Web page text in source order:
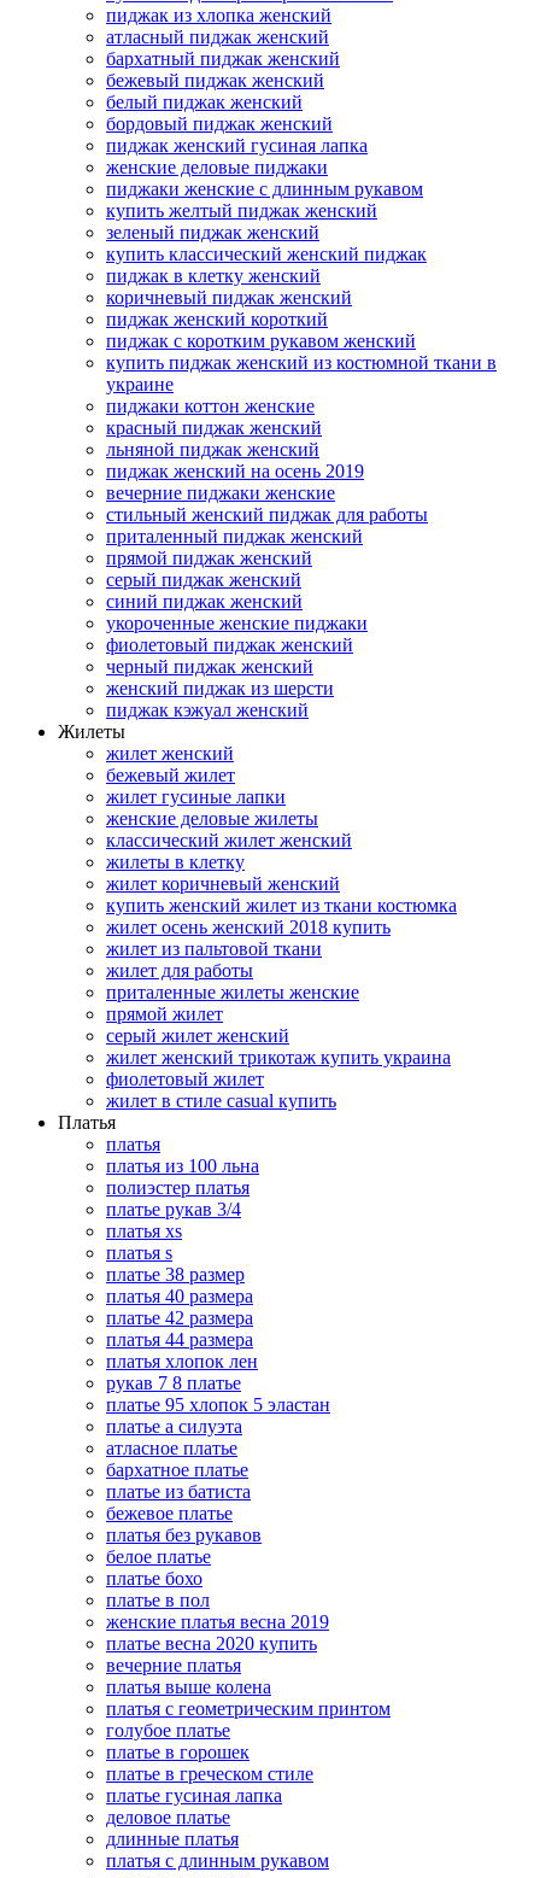
пиджак из хлопка женский
атласный пиджак женский
бархатный пиджак женский
бежевый пиджак женский
белый пиджак женский
бордовый пиджак женский
пиджак женский гусиная лапка
женские деловые пиджаки
пиджаки женские с длинным рукавом
купить желтый пиджак женский
зеленый пиджак женский
купить классический женский пиджак
пиджак в клетку женский
коричневый пиджак женский
пиджак женский короткий
пиджак с коротким рукавом женский
купить пиджак женский из костюмной ткани в
украине
пиджаки коттон женские
красный пиджак женский
льняной пиджак женский
пиджак женский на осень 2019
вечерние пиджаки женские
стильный женский пиджак для работы
приталенный пиджак женский
прямой пиджак женский
серый пиджак женский
синий пиджак женский
укороченные женские пиджаки
фиолетовый пиджак женский
черный пиджак женский
женский пиджак из шерсти
пиджак кэжуал женский
Жилеты
жилет женский
бежевый жилет
жилет гусиные лапки
женские деловые жилеты
классический жилет женский
жилеты в клетку
жилет коричневый женский
купить женский жилет из ткани костюмка
жилет осень женский 2018 купить
жилет из пальтовой ткани
жилет для работы
приталенные жилеты женские
прямой жилет
серый жилет женский
жилет женский трикотаж купить украина
фиолетовый жилет
жилет в стиле casual купить
Платья
платья
платья из 100 льна
полиэстер платья
платье рукав 3/4
платья xs
платья s
платье 38 размер
платья 40 размера
платье 42 размера
платья 44 размера
платья хлопок лен
рукав 7 8 платье
платье 95 хлопок 5 эластан
платье а силуэта
атласное платье
бархатное платье
платье из батиста
бежевое платье
платья без рукавов
белое платье
платье бохо
платье в пол
женские платья весна 2019
платье весна 2020 купить
вечерние платья
платья выше колена
платья с геометрическим принтом
голубое платье
платье в горошек
платье в греческом стиле
платье гусиная лапка
деловое платье
длинные платья
платья с длинным рукавом